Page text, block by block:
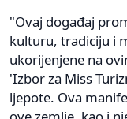
"Ovaj događaj
kulturu, tradiciju i
ukorijenjene na
'Izbor za Miss
ljepote. Ova